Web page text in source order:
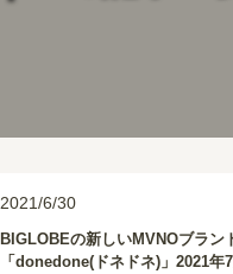
2021/6/30
BIGLOBEの新しいMVNOブラン
「donedone(ドネドネ)」2021年